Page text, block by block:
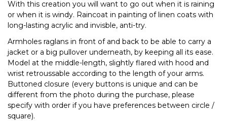
With this creation you will want to go out when it is raining
or when it is windy. Raincoat in painting of linen coats with
long-lasting acrylic and invisble, anti-try.
Armholes raglans in front of and back to be able to carry a
jacket or a big pullover underneath, by keeping all its ease.
Model at the middle-length, slightly flared with hood and
wrist retroussable according to the length of your arms.
Buttoned closure (every buttons is unique and can be
different from the photo during the purchase, please
specify with order if you have preferences between circle /
square).